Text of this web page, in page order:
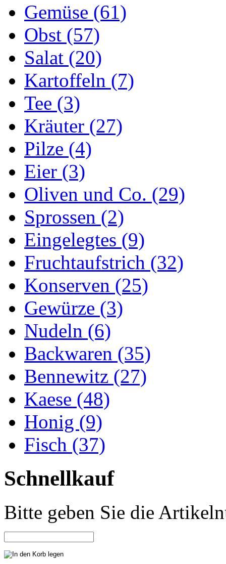
Gemüse (61)
Obst (57)
Salat (20)
Kartoffeln (7)
Tee (3)
Kräuter (27)
Pilze (4)
Eier (3)
Oliven und Co. (29)
Sprossen (2)
Eingelegtes (9)
Fruchtaufstrich (32)
Konserven (25)
Gewürze (3)
Nudeln (6)
Backwaren (35)
Bennewitz (27)
Kaese (48)
Honig (9)
Fisch (37)
Schnellkauf
Bitte geben Sie die